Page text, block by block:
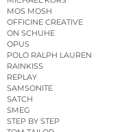
MOS MOSH
OFFICINE CREATIVE
ON SCHUHE
OPUS
POLO RALPH LAUREN
RAINKISS
REPLAY
SAMSONITE
SATCH
SMEG
STEP BY STEP